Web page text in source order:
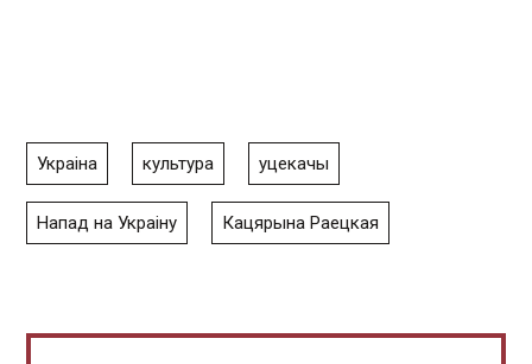
Украіна культура уцекачы
Напад на Украіну Кацярына Раецкая